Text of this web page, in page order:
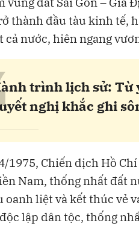
thành đầu tàu kinh tế,
cả nước, hiên ngang
trình lịch sử: Từ
nghị khắc ghi
1975, Chiến dịch Hồ
Nam, thống nhất đất
oanh liệt và kết thúc vẻ
lập dân tộc, thống